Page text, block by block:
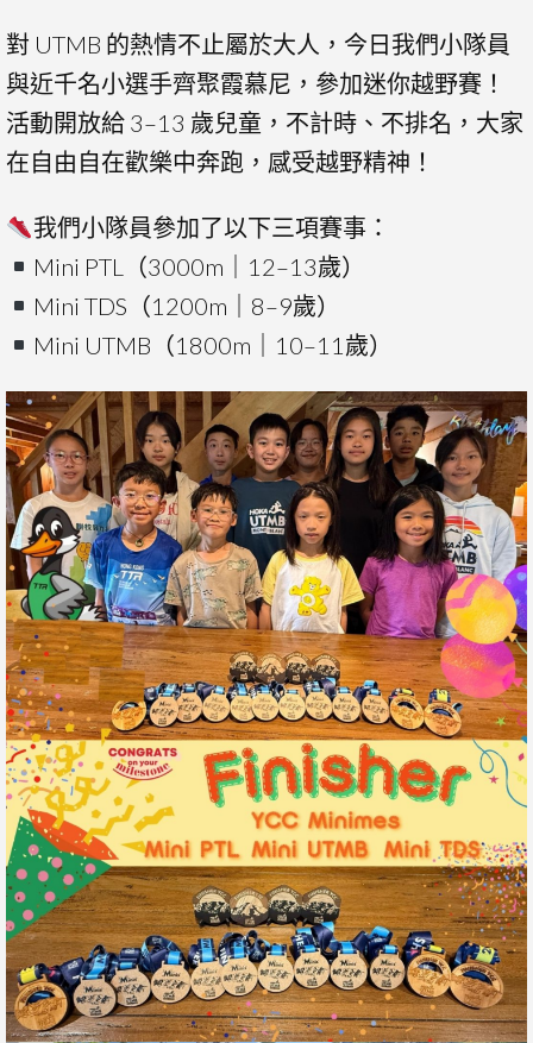
對 UTMB 的熱情不止屬於大人，今日我們小隊員
與近千名小選手齊聚霞慕尼，參加迷你越野賽！
活動開放給 3–13 歲兒童，不計時、不排名，大家
在自由自在歡樂中奔跑，感受越野精神！
我們小隊員參加了以下三項賽事：
Mini PTL（3000m｜12–13歲）
Mini TDS（1200m｜8–9歲）
Mini UTMB（1800m｜10–11歲）